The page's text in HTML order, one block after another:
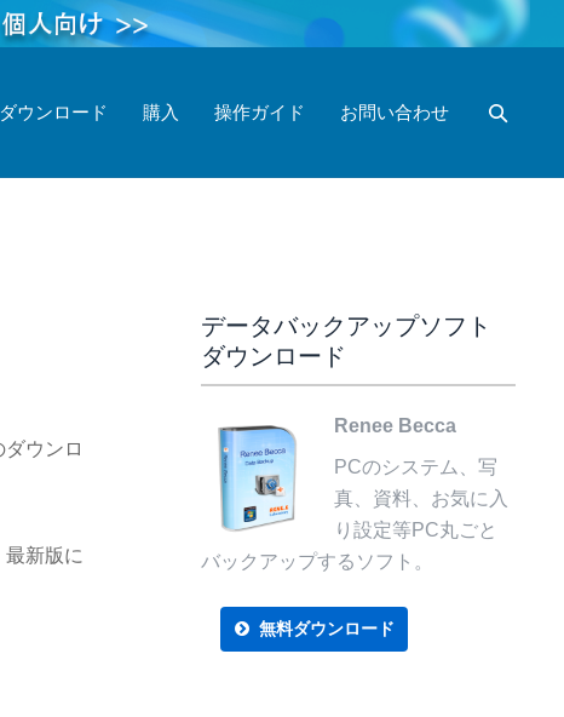
ダウンロード 購入 操作ガイド お問い合わせ
ウンロ
新版に
データバックアップソフト
ダウンロード
Renee Becca
PCのシステム、写
真、資料、お気に入
り設定等PC丸ごと
バックアップするソフト。
無料ダウンロード